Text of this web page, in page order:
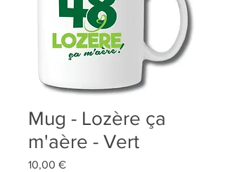
Mug - Lozère ça
m'aère - Vert
10,00 €Prix